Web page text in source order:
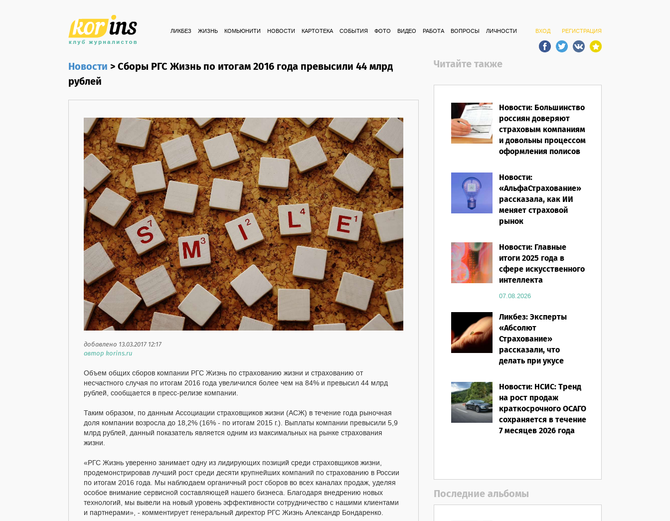
ВХОД РЕГИСТРАЦИЯ
ЛИКБЕЗ ЖИЗНЬ КОМЬЮНИТИ НОВОСТИ КАРТОТЕКА СОБЫТИЯ ФОТО ВИДЕО РАБОТА ВОПРОСЫ ЛИЧНОСТИ
Новости>Сборы РГС Жизнь по итогам 2016 года превысили 44 млрд
рублей
добавлено 13.03.2017 12:17
автор korins.ru
Объем общих сборов компании РГС Жизнь по страхованию жизни и страхованию от
несчастного случая по итогам 2016 года увеличился более чем на 84% и превысил 44 млрд
рублей, сообщается в пресс-релизе компании.
Таким образом, по данным Ассоциации страховщиков жизни (АСЖ) в течение года рыночная
доля компании возросла до 18,2% (16% - по итогам 2015 г.). Выплаты компании превысили 5,9
млрд рублей, данный показатель является одним из максимальных на рынке страхования
жизни.
«РГС Жизнь уверенно занимает одну из лидирующих позиций среди страховщиков жизни,
продемонстрировав лучший рост среди десяти крупнейших компаний по страхованию в России
по итогам 2016 года. Мы наблюдаем органичный рост сборов во всех каналах продаж, уделяя
особое внимание сервисной составляющей нашего бизнеса. Благодаря внедрению новых
технологий, мы вывели на новый уровень эффективности сотрудничество с нашими клиентами
и партнерами», - комментирует генеральный директор РГС Жизнь Александр Бондаренко.
Читайте также
Новости: Большинство
россиян доверяют
страховым компаниям
и довольны процессом
оформления полисов
Новости:
«АльфаСтрахование»
рассказала, как ИИ
меняет страховой
рынок
Новости: Главные
итоги 2025 года в
сфере искусственного
интеллекта
07.08.2026
Ликбез: Эксперты
«Абсолют
Страхование»
рассказали, что
делать при укусе
путешествии
07.08.2026
Новости: НСИС: Тренд
на рост продаж
краткосрочного ОСАГО
сохраняется в течение
7 месяцев 2026 года
Последние альбомы